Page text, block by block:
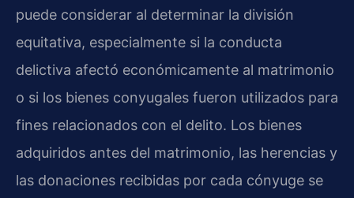
puede considerar al determinar la división
equitativa, especialmente si la conducta
delictiva afectó económicamente al matrimonio
o si los bienes conyugales fueron utilizados para
fines relacionados con el delito. Los bienes
adquiridos antes del matrimonio, las herencias y
las donaciones recibidas por cada cónyuge se